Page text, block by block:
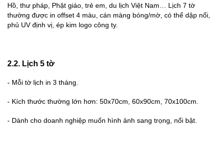
Hồ, thư pháp, Phật giáo, trẻ em, du lịch Việt Nam… Lịch 7 tờ
thường được in offset 4 màu, cán màng bóng/mờ, có thể dập nổi,
phủ UV định vị, ép kim logo công ty.
2.2. Lịch 5 tờ
- Mỗi tờ lịch in 3 tháng.
- Kích thước thường lớn hơn: 50x70cm, 60x90cm, 70x100cm.
- Dành cho doanh nghiệp muốn hình ảnh sang trọng, nổi bật.